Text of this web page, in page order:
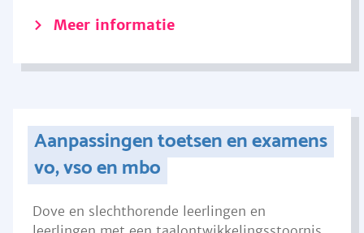
Meer informatie
Aanpassingen toetsen en examens
vo, vso en mbo
Dove en slechthorende leerlingen en